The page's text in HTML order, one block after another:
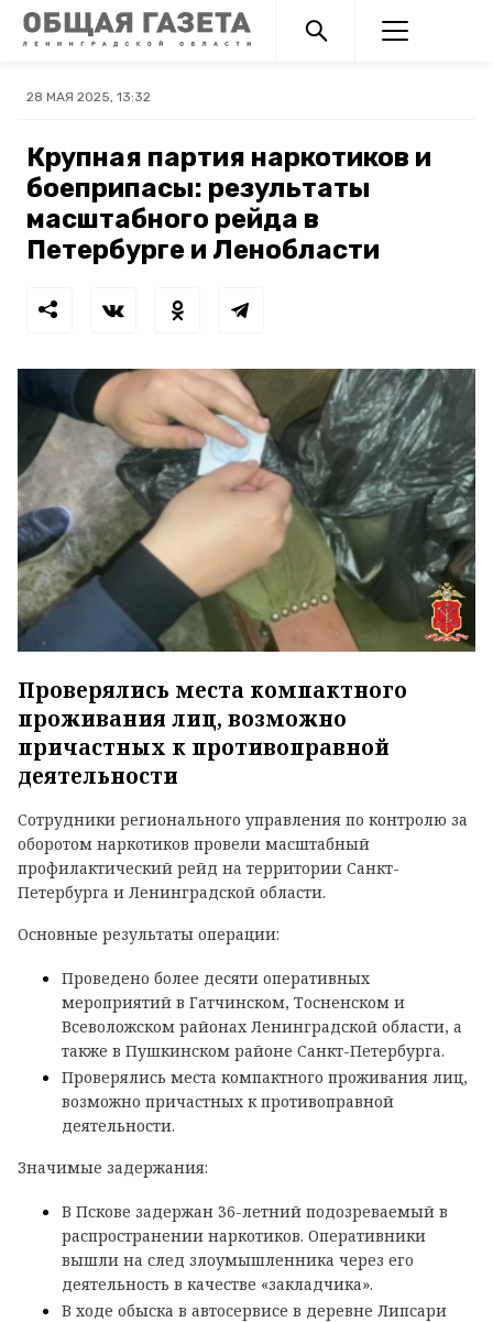
28 МАЯ 2025, 13:32
Крупная партия наркотиков и
боеприпасы: результаты
масштабного рейда в
Петербурге и Ленобласти
Проверялись места компактного
проживания лиц, возможно
причастных к противоправной
деятельности
Сотрудники регионального управления по контролю за
оборотом наркотиков провели масштабный
профилактический рейд на территории Санкт-
Петербурга и Ленинградской области.
Основные результаты операции:
Проведено более десяти оперативных
мероприятий в Гатчинском, Тосненском и
Всеволожском районах Ленинградской области, а
также в Пушкинском районе Санкт-Петербурга.
Проверялись места компактного проживания лиц,
возможно причастных к противоправной
деятельности.
Значимые задержания:
В Пскове задержан 36-летний подозреваемый в
распространении наркотиков. Оперативники
вышли на след злоумышленника через его
деятельность в качестве «закладчика».
В ходе обыска в автосервисе в деревне Липсари